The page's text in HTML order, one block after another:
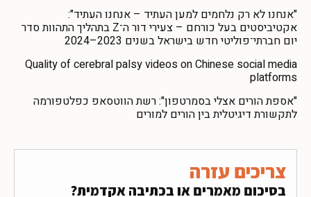
"אנחנו לא רק נלחמים למען העתיד – אנחנו העתיד":
אקטיביסטים בעל כורחם – צעירי דור ה־Z בתהליך התהוות סדר
יום חברתי־פוליטי חדש בישראל בשנים 2023–2024
Quality of cerebral palsy videos on Chinese social media
platforms
"אספת הורים אצלי בסמרטפון": רשת הווטסאפ כפלטפורמה
לתקשורת דיגיטלית בין הורים למורים
צריכים עזרה
בסיכום מאמרים או בכתיבה אקדמית?